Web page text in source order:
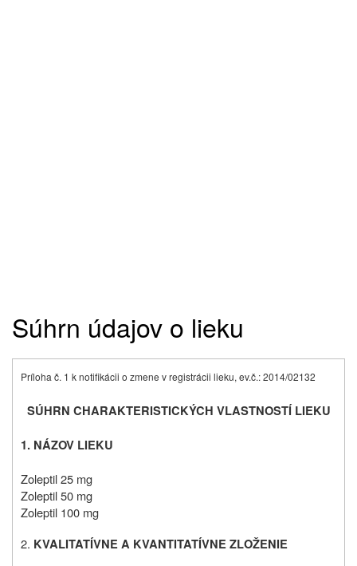
Súhrn údajov o lieku
Príloha č. 1 k notifikácii o zmene v registrácii lieku, ev.č.: 2014/02132
SÚHRN CHARAKTERISTICKÝCH VLASTNOSTÍ LIEKU
1. NÁZOV LIEKU
Zoleptil 25 mg
Zoleptil 50 mg
Zoleptil 100 mg
2. KVALITATÍVNE A KVANTITATÍVNE ZLOŽENIE